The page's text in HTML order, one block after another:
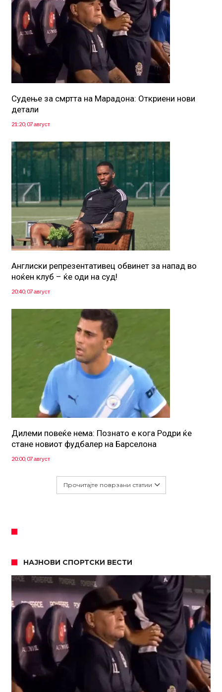
Судење за смртта на Марадона: Откриени нови
детали
21:20, 07 август
Англиски репрезентативец обвинет за напад во
ноќен клуб – ќе оди на суд!
20:40, 07 август
Дилеми повеќе нема: Познато е кога Родри ќе
стане новиот фудбалер на Барселона
20:00, 07 август
Прочитајте поврзани статии
НАЈНОВИ СПОРТСКИ ВЕСТИ